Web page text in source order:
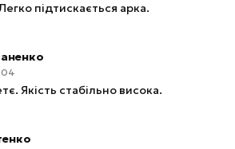
підтискається арка.
Якість стабільно висока.